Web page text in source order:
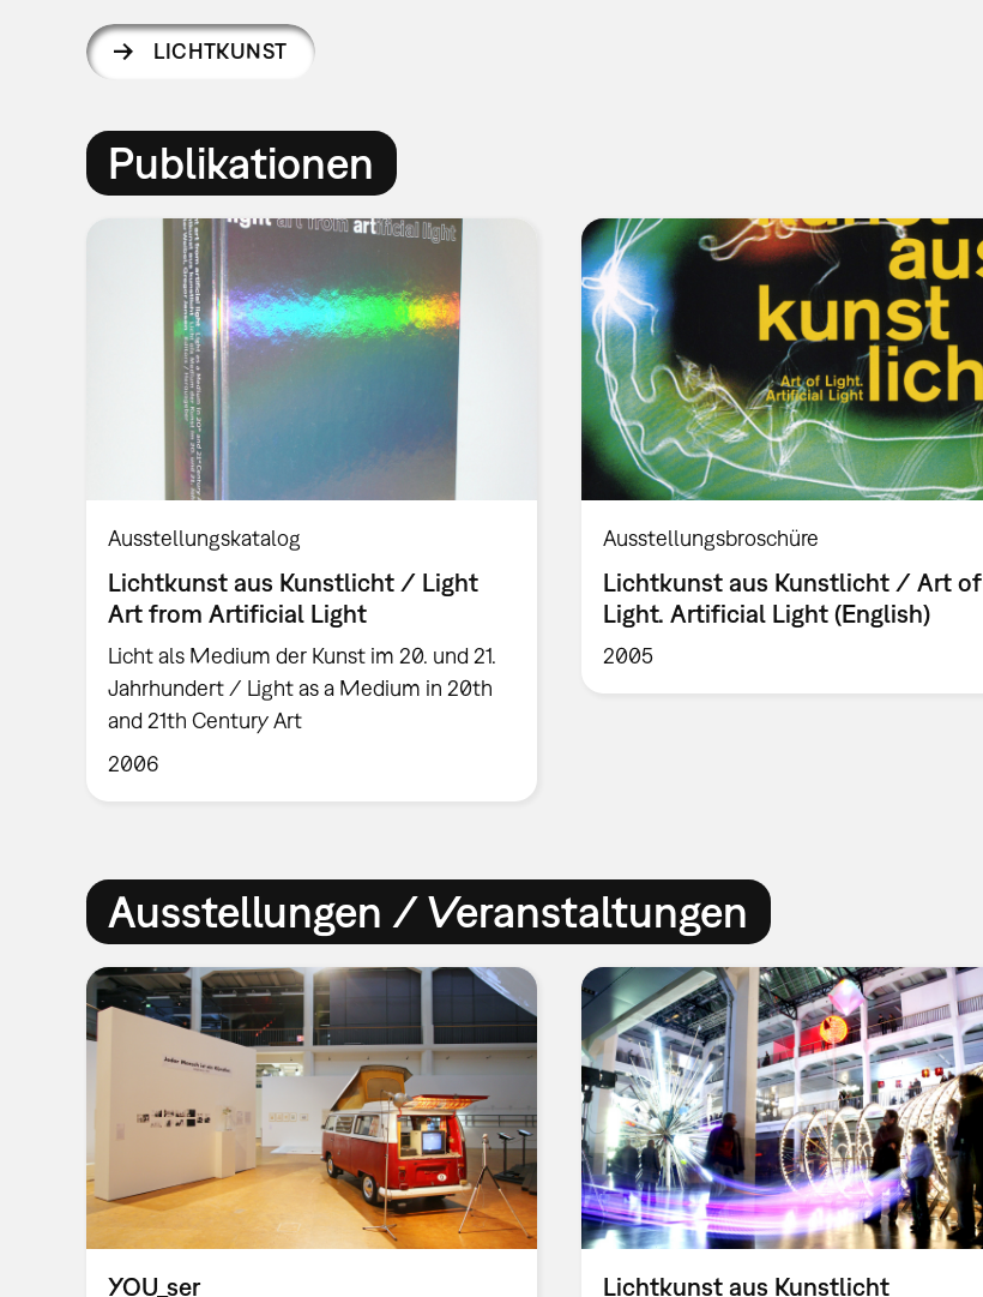
LICHTKUNST
Publikationen
Ausstellungskatalog
Lichtkunst aus Kunstlicht / Light
Art from Artificial Light
Licht als Medium der Kunst im 20. und 21.
Jahrhundert / Light as a Medium in 20th
and 21th Century Art
2006
Ausstellungsbroschüre
Lichtkunst aus Kunstlicht / Art of
Light. Artificial Light (English)
2005
Ausstellungen / Veranstaltungen
YOU_ser Lichtkunst aus Kunstlicht